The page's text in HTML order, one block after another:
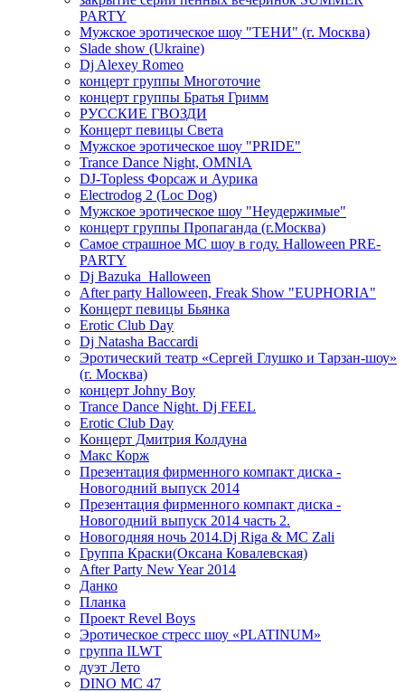
PARTY
Мужское эротическое шоу "ТЕНИ" (г. Москва)
Slade show (Ukraine)
Dj Alexey Romeo
концерт группы Многоточие
концерт группы Братья Гримм
РУССКИЕ ГВОЗДИ
Концерт певицы Света
Мужское эротическое шоу "PRIDE"
Trance Dance Night, OMNIA
DJ-Topless Форсаж и Аурика
Electrodog 2 (Loc Dog)
Мужское эротическое шоу "Неудержимые"
концерт группы Пропаганда (г.Москва)
Самое страшное МС шоу в году. Halloween PRE-
PARTY
Dj Bazuka_Halloween
After party Halloween, Freak Show "EUPHORIA"
Концерт певицы Бьянка
Erotic Club Day
Dj Natasha Baccardi
Эротический театр «Сергей Глушко и Тарзан-шоу»
(г. Москва)
концерт Johny Boy
Trance Dance Night. Dj FEEL
Erotic Club Day
Концерт Дмитрия Колдуна
Макс Корж
Презентация фирменного компакт диска -
Новогодний выпуск 2014
Презентация фирменного компакт диска -
Новогодний выпуск 2014 часть 2.
Новогодняя ночь 2014.Dj Riga & MC Zali
Группа Краски(Оксана Ковалевская)
After Party New Year 2014
Данко
Планка
Проект Revel Boys
Эротическое стресс шоу «PLATINUM»
группа ILWT
дуэт Лето
DINO MC 47